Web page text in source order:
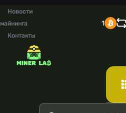
Новости
майнинга
Контакты
1